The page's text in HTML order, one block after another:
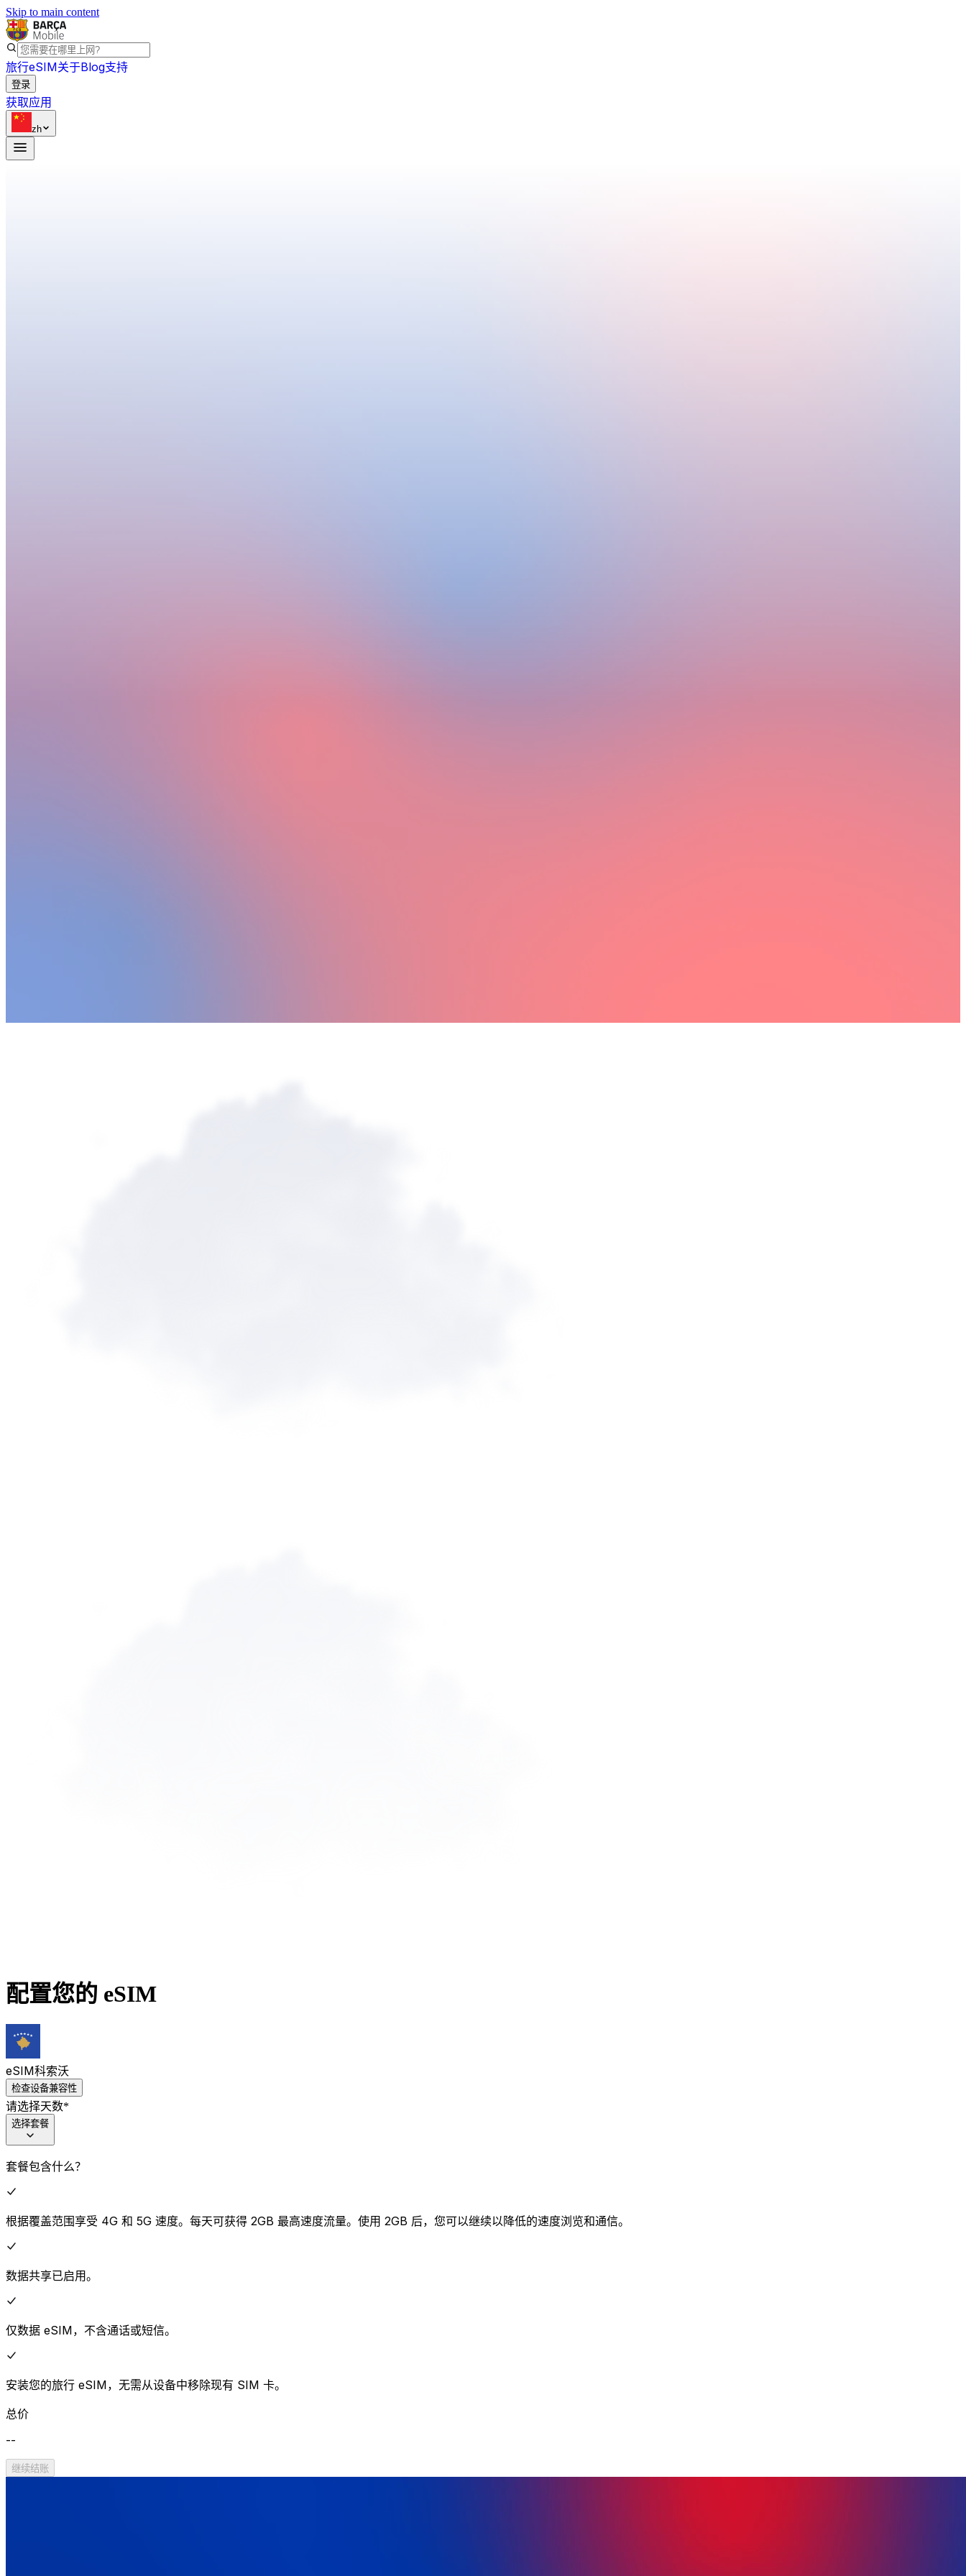
Skip to main content
旅行eSIM关于Blog支持
登录
获取应用
zh
配置您的 eSIM
eSIM科索沃
检查设备兼容性
请选择天数*
选择套餐
套餐包含什么？
根据覆盖范围享受 4G 和 5G 速度。每天可获得 2GB 最高速度流量。使用 2GB 后，您可以继续以降低的速度浏览和通信。
数据共享已启用。
仅数据 eSIM，不含通话或短信。
安装您的旅行 eSIM，无需从设备中移除现有 SIM 卡。
总价
--
继续结账